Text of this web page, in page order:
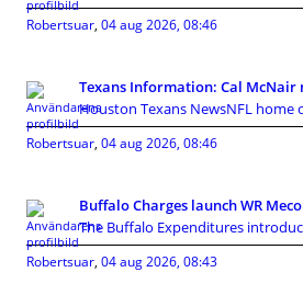
Robertsuar, 04 aug 2026, 08:46
Texans Information: Cal
Houston Texans NewsNFL home
Robertsuar, 04 aug 2026, 08:46
Buffalo Charges launch WR
The Buffalo Expenditures
Robertsuar, 04 aug 2026, 08:43